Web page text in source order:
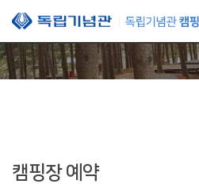
본문 바로가기
캠핑장 예약